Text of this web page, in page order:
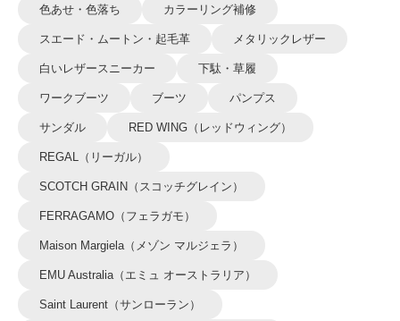
色あせ・色落ち カラーリング補修
スエード・ムートン・起毛革 メタリックレザー
白いレザースニーカー 下駄・草履
ワークブーツ ブーツ パンプス
サンダル RED WING（レッドウィング）
REGAL（リーガル）
SCOTCH GRAIN（スコッチグレイン）
FERRAGAMO（フェラガモ）
Maison Margiela（メゾン マルジェラ）
EMU Australia（エミュ オーストラリア）
Saint Laurent（サンローラン）